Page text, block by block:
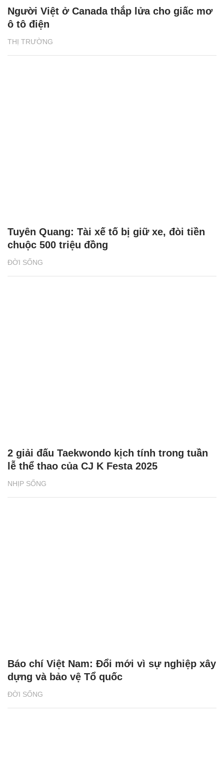
THỊ TRƯỜNG
Người Việt ở Canada thắp lửa cho giấc mơ
ô tô điện
ĐỜI SỐNG
Tuyên Quang: Tài xế tố bị giữ xe, đòi tiền
chuộc 500 triệu đồng
NHỊP SỐNG
2 giải đấu Taekwondo kịch tính trong tuần
lễ thể thao của CJ K Festa 2025
ĐỜI SỐNG
Báo chí Việt Nam: Đổi mới vì sự nghiệp xây
dựng và bảo vệ Tổ quốc